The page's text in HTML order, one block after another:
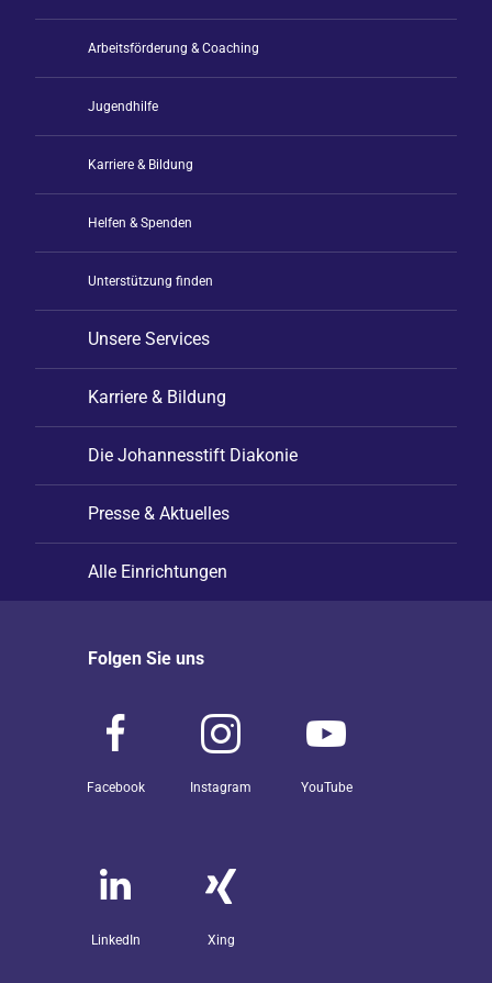
Arbeitsförderung & Coaching
Jugendhilfe
Karriere & Bildung
Helfen & Spenden
Unterstützung finden
Unsere Services
Karriere & Bildung
Die Johannesstift Diakonie
Presse & Aktuelles
Alle Einrichtungen
Folgen Sie uns
Facebook Instagram YouTube
LinkedIn Xing